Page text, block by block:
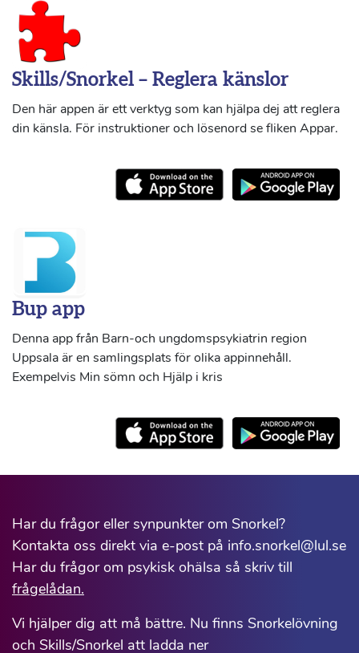
Skills/Snorkel – Reglera känslor
Den här appen är ett verktyg som kan hjälpa dej att reglera
din känsla. För instruktioner och lösenord se fliken Appar.
Bup app
Denna app från Barn-och ungdomspsykiatrin region
Uppsala är en samlingsplats för olika appinnehåll.
Exempelvis Min sömn och Hjälp i kris
Har du frågor eller synpunkter om Snorkel?
Kontakta oss direkt via e-post på info.snorkel@lul.se
Har du frågor om psykisk ohälsa så skriv till
frågelådan.
Vi hjälper dig att må bättre. Nu finns Snorkelövning
och Skills/Snorkel att ladda ner